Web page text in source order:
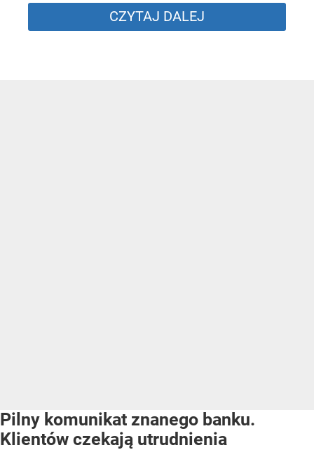
CZYTAJ DALEJ
Pilny komunikat znanego banku.
Klientów czekają utrudnienia